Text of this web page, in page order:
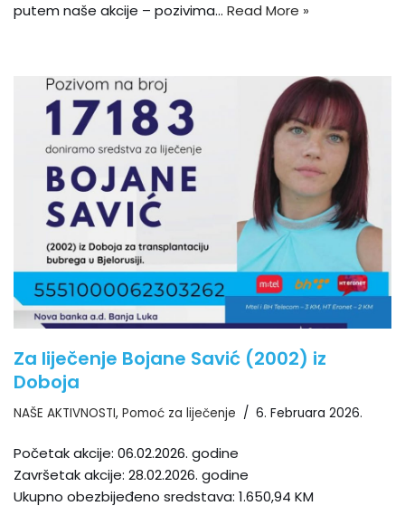
putem naše akcije – pozivima… Read More »
Za liječenje Bojane Savić (2002) iz
Doboja
NAŠE AKTIVNOSTI, Pomoć za liječenje 6. Februara 2026.
Početak akcije: 06.02.2026. godine
Završetak akcije: 28.02.2026. godine
Ukupno obezbijeđeno sredstava: 1.650,94 KM